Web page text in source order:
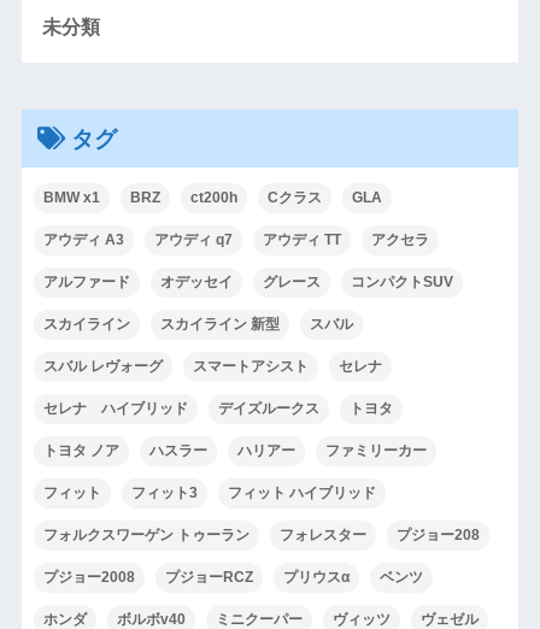
未分類
タグ
BMW x1 BRZ ct200h Cクラス GLA
アウディ A3 アウディ q7 アウディ TT アクセラ
アルファード オデッセイ グレース コンパクトSUV
スカイライン スカイライン 新型 スバル
スバル レヴォーグ スマートアシスト セレナ
セレナ ハイブリッド デイズルークス トヨタ
トヨタ ノア ハスラー ハリアー ファミリーカー
フィット フィット3 フィット ハイブリッド
フォルクスワーゲン トゥーラン フォレスター プジョー208
プジョー2008 プジョーRCZ プリウスα ベンツ
ホンダ ボルボv40 ミニクーパー ヴィッツ ヴェゼル